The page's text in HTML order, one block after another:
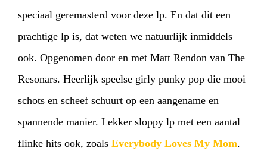
speciaal geremasterd voor deze lp. En dat dit een
prachtige lp is, dat weten we natuurlijk inmiddels
ook. Opgenomen door en met Matt Rendon van The
Resonars. Heerlijk speelse girly punky pop die mooi
schots en scheef schuurt op een aangename en
spannende manier. Lekker sloppy lp met een aantal
flinke hits ook, zoals Everybody Loves My Mom.